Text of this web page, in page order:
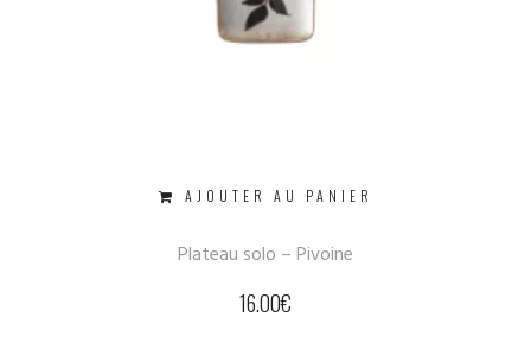
AJOUTER AU PANIER
Plateau solo – Pivoine
16.00€